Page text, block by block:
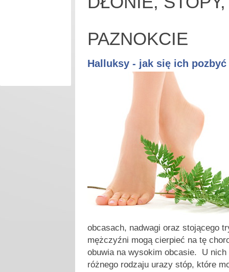
PAZNOKCIE
Halluksy - jak się ich pozbyć
obcasach, nadwagi oraz stojącego
mężczyźni mogą cierpieć na tę
obuwia na wysokim obcasie. U
różnego rodzaju urazy stóp, które